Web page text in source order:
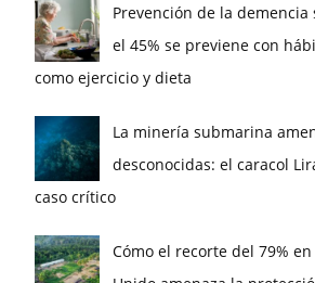
Prevención de la demencia
el 45% se previene con
como ejercicio y dieta
La minería submarina
desconocidas: el caracol
caso crítico
Cómo el recorte del 79%